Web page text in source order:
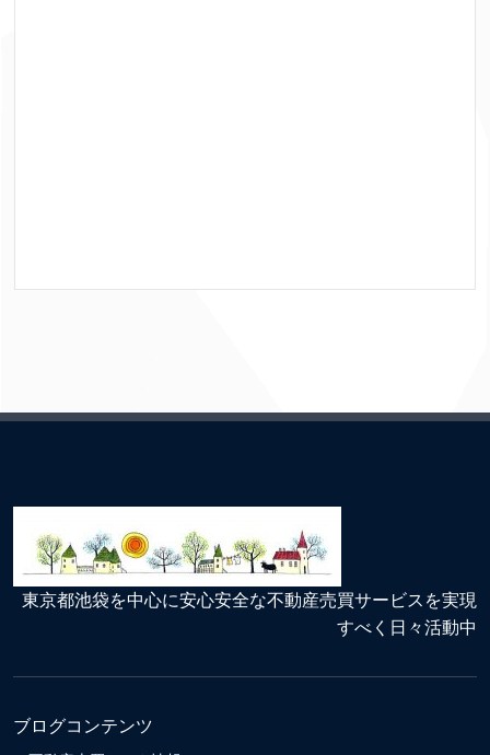
東京都池袋を中心に安心安全な不動産売買サービスを実現
すべく日々活動中
ブログコンテンツ